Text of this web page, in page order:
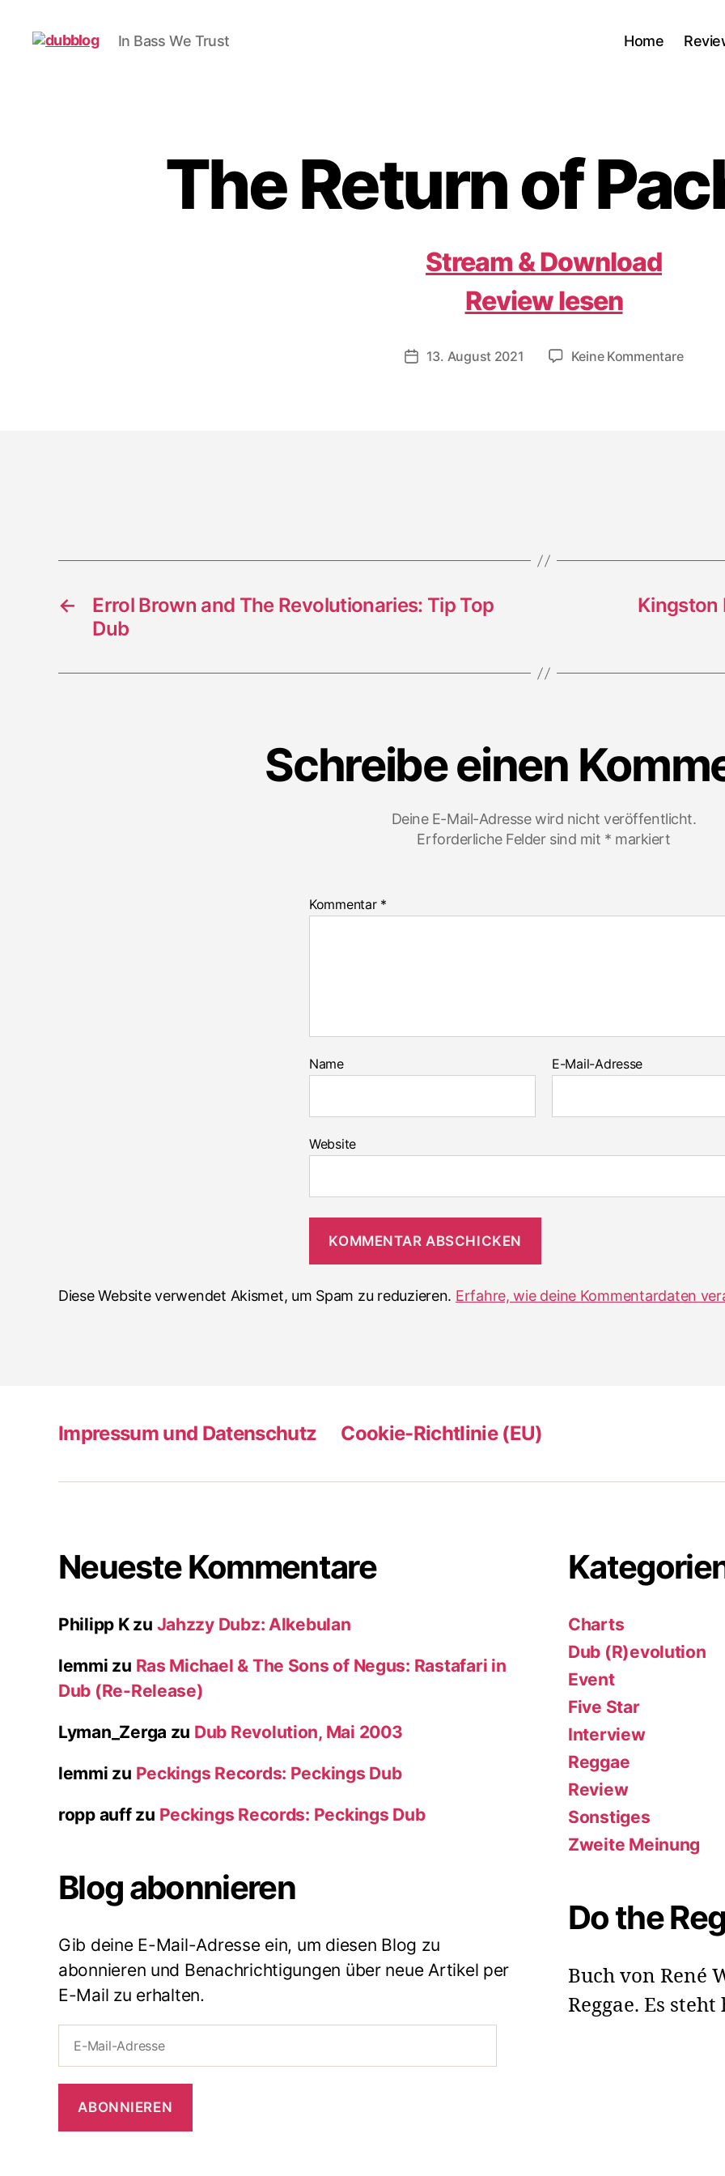
In Bass We Trust Home
The Return of
Stream & Download
Review lesen
Veröffentlichungsdatum
13. August 2021 Keine Kommentarezu
←
Errol Brown and The Revolutionaries: Tip Top
Dub
Kingston
Schreibe einen
Deine E-Mail-Adresse wird nicht veröffentlicht.
Erforderliche Felder sind mit * markiert
Kommentar *
Name E-Mail-Adresse
Website
Diese Website verwendet Akismet, um Spam zu reduzieren. Erfahre, wie deine Kommentardaten
Impressum und Datenschutz Cookie-Richtlinie (EU)
Neueste Kommentare
Philipp Kzu Jahzzy Dubz: Alkebulan
lemmi zu Ras Michael & The Sons of Negus: Rastafari in
Dub (Re-Release)
Lyman_Zerga zu Dub Revolution, Mai 2003
lemmi zu Peckings Records: Peckings Dub
ropp auffzu Peckings Records: Peckings Dub
Blog abonnieren
Gib deine E-Mail-Adresse ein, um diesen Blog zu
abonnieren und Benachrichtigungen über neue Artikel per
E-Mail zu erhalten.
Mail-
ABONNIEREN
Charts
Dub (R)evolution
Event
Five Star
Interview
Reggae
Review
Sonstiges
Zweite Meinung
Do the
Buch von René
Reggae. Es